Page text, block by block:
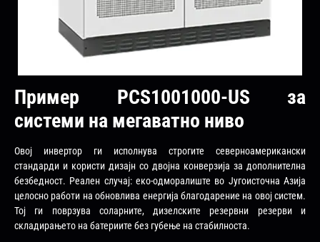
Пример PCS1001000-US за
системи на мегаватно ниво
Овој инвертор ги исполнува строгите северноамерикански
стандарди и користи дизајн со двојна конверзија за дополнителна
безбедност. Реален случај: еко-одморалиште во Југоисточна Азија
целосно работи на обновлива енергија благодарение на овој систем.
Тој ги поврзува соларните, дизелските резервни резерви и
складирањето на батериите без губење на стабилноста.